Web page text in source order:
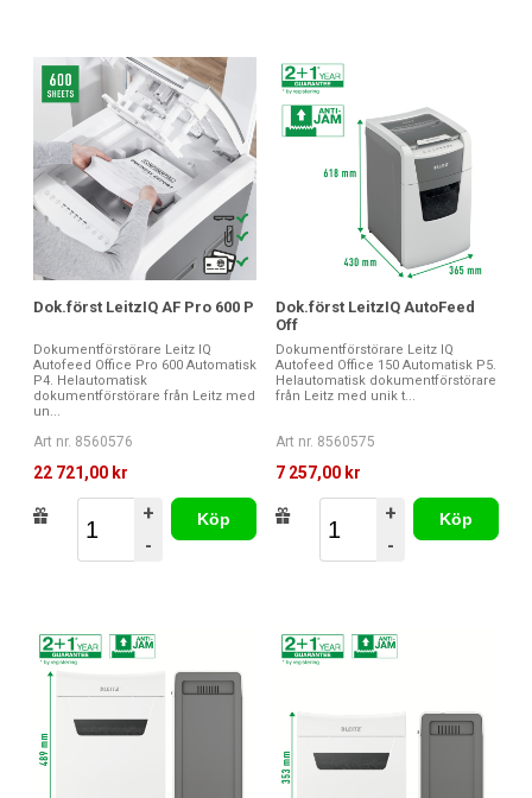
Dok.först LeitzIQ AF Pro 600 P
Dokumentförstörare Leitz IQ
Autofeed Office Pro 600 Automatisk
P4. Helautomatisk
dokumentförstörare från Leitz med
un...
Art nr. 8560576
22 721,00 kr
+
-
Köp
Dok.först LeitzIQ AutoFeed
Off
Dokumentförstörare Leitz IQ
Autofeed Office 150 Automatisk P5.
Helautomatisk dokumentförstörare
från Leitz med unik t...
Art nr. 8560575
7 257,00 kr
+
-
Köp